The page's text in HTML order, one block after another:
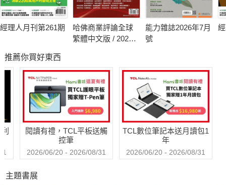
如果你每天都很忙、很累、晚下班、早上起不來、績效不上不
下，老說要辭職去旅行、休長假……你有兩個選擇：選項1，立
刻辭職！但是說也奇怪，愛這麼喊叫的人，多半也不會辭，理由
愛玩，卻又不能拋棄工作，那最好的解決方法就是學會不費力或
更省力的工作方法，讓自己可以多出更多時間去生活、去玩樂。
《80/20法則》《其實工作不必這麼累》（80/20 Manager）兩
書作者理查．柯克（Richard Koch）經常引述德國前陸軍元帥曼
斯坦（Erich von Manstein）對於麾下軍官的分類，他以「愚蠢/
聰明」「勤勞/懶惰」為XY軸線，畫出4個象限：1.又懶又笨的，
僚，會審慎考慮各個細節；3.笨又努力的，不用說，立刻開除，
因為他們很危險，會為所有人製造出更多不重要的工作；4.聰明
經理人月刊第261期
哈佛商業評論全球
繁體中文版 / 2026
能力雜誌2026年7月
號
推薦你買好東西
閱讀有禮，TCL平板送觸
控筆
2026/06/20 - 2026/08/31
TCL數位筆記本送月讀包1
年
2026/06/20 - 2026/08/31
主題書展